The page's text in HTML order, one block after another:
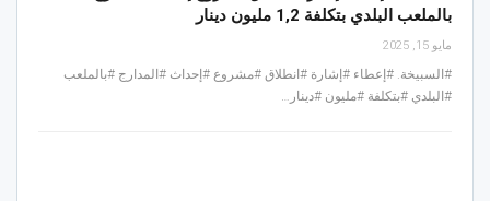
بالملعب البلدي بتكلفة 1,2 مليون دينار
مايو 15, 2025
#السبيخة. #إعطاء #إشارة #انطلاق #مشروع #إحداث #المدارج #بالملعب
#البلدي #بتكلفة #مليون #دينار…